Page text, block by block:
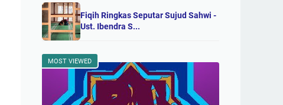
Fiqih Ringkas Seputar Sujud Sahwi -
Ust. Ibendra S...
MOST VIEWED